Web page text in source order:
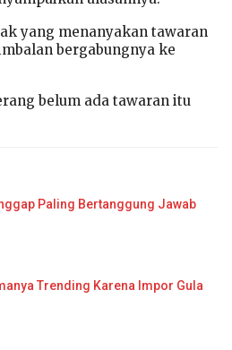
yang menanyakan tawaran
bergabungnya ke
belum ada tawaran itu
Paling Bertanggung Jawab
Trending Karena Impor Gula